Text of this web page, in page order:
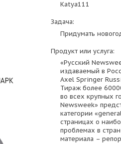
Katya111
Задача:
Придумать
Продукт или услуга:
«Русский
издаваемый в
Axel Springer
Тираж более
во всех крупных
Newsweek»
категории
страницах о
проблемах в
материала –